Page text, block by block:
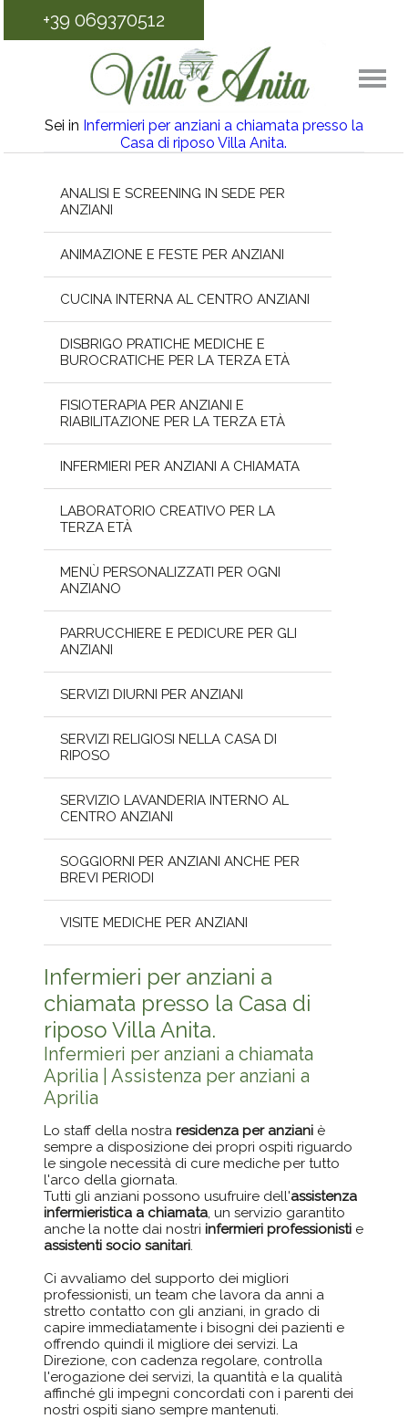
+39 069370512
Sei in Infermieri per anziani a chiamata presso la
Casa di riposo Villa Anita.
ANALISI E SCREENING IN SEDE PER
ANZIANI
ANIMAZIONE E FESTE PER ANZIANI
CUCINA INTERNA AL CENTRO ANZIANI
DISBRIGO PRATICHE MEDICHE E
BUROCRATICHE PER LA TERZA ETÀ
FISIOTERAPIA PER ANZIANI E
RIABILITAZIONE PER LA TERZA ETÀ
INFERMIERI PER ANZIANI A CHIAMATA
LABORATORIO CREATIVO PER LA
TERZA ETÀ
MENÙ PERSONALIZZATI PER OGNI
ANZIANO
PARRUCCHIERE E PEDICURE PER GLI
ANZIANI
SERVIZI DIURNI PER ANZIANI
SERVIZI RELIGIOSI NELLA CASA DI
RIPOSO
SERVIZIO LAVANDERIA INTERNO AL
CENTRO ANZIANI
SOGGIORNI PER ANZIANI ANCHE PER
BREVI PERIODI
VISITE MEDICHE PER ANZIANI
Infermieri per anziani a
chiamata presso la Casa di
riposo Villa Anita.
Infermieri per anziani a chiamata
Aprilia | Assistenza per anziani a
Aprilia
Lo staff della nostraresidenza per anziani è
sempre a disposizione dei propri ospiti riguardo
le singole necessità di cure mediche per tutto
l'arco della giornata.
Tutti gli anziani possono usufruire dell'assistenza
infermieristica a chiamata, un servizio garantito
anche la notte dai nostriinfermieri professionisti e
assistenti socio sanitari.
Ci avvaliamo del supporto dei migliori
professionisti, un team che lavora da anni a
stretto contatto con gli anziani, in grado di
capire immediatamente i bisogni dei pazienti e
offrendo quindi il migliore dei servizi. La
Direzione, con cadenza regolare, controlla
l'erogazione dei servizi, la quantità e la qualità
affinché gli impegni concordati con i parenti dei
nostri ospiti siano sempre mantenuti.